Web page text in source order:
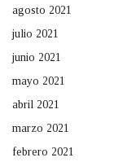
agosto 2021
julio 2021
junio 2021
mayo 2021
abril 2021
marzo 2021
febrero 2021